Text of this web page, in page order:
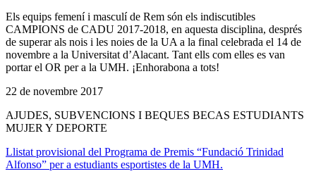
Els equips femení i masculí de Rem són els indiscutibles
CAMPIONS de CADU 2017-2018, en aquesta disciplina, després
de superar als nois i les noies de la UA a la final celebrada el 14 de
novembre a la Universitat d’Alacant. Tant ells com elles es van
portar el OR per a la UMH. ¡Enhorabona a tots!
22 de novembre 2017
AJUDES, SUBVENCIONS I BEQUES BECAS ESTUDIANTS
MUJER Y DEPORTE
Llistat provisional del Programa de Premis “Fundació Trinidad
Alfonso” per a estudiants esportistes de la UMH.